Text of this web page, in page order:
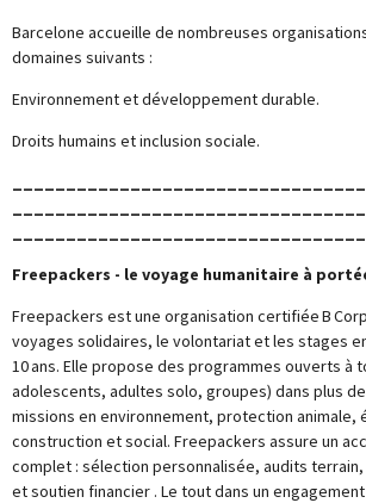
Barcelone accueille de nombreuses
domaines suivants :
Environnement et développement durable.
Droits humains et inclusion sociale.
Freepackers - le voyage humanitaire à
Freepackers est une organisation certifiée B
voyages solidaires, le volontariat et les stages
10 ans. Elle propose des programmes ouverts à
adolescents, adultes solo, groupes) dans plus
missions en environnement, protection animale,
construction et social. Freepackers assure un
complet : sélection personnalisée, audits
et soutien financier . Le tout dans un